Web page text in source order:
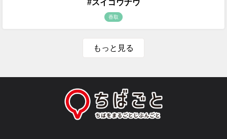
#スイゴウナウ
香取
もっと見る